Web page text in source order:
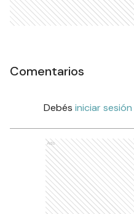
Comentarios
Debés iniciar sesión
Ads